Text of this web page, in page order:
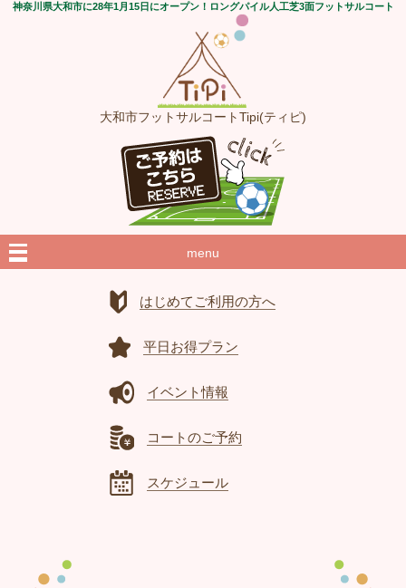
神奈川県大和市に28年1月15日にオープン！ロングパイル人工芝3面フットサルコート
大和市フットサルコートTipi(ティピ)
menu
はじめてご利用の方へ
平日お得プラン
イベント情報
コートのご予約
スケジュール